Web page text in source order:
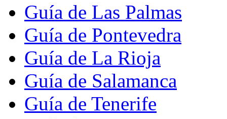
Guía de Las Palmas
Guía de Pontevedra
Guía de La Rioja
Guía de Salamanca
Guía de Tenerife